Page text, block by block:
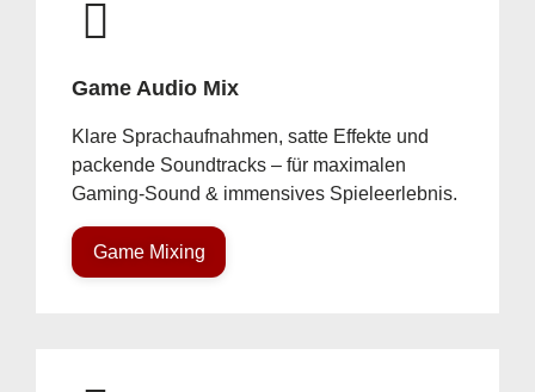
Game Audio Mix
Klare Sprachaufnahmen, satte Effekte und
packende Soundtracks – für maximalen
Gaming-Sound & immensives Spieleerlebnis.
Game Mixing